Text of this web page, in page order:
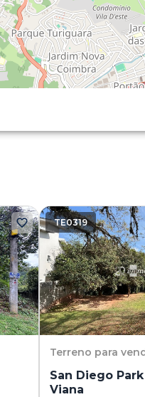
TE0319
Terreno para
San Diego
Viana